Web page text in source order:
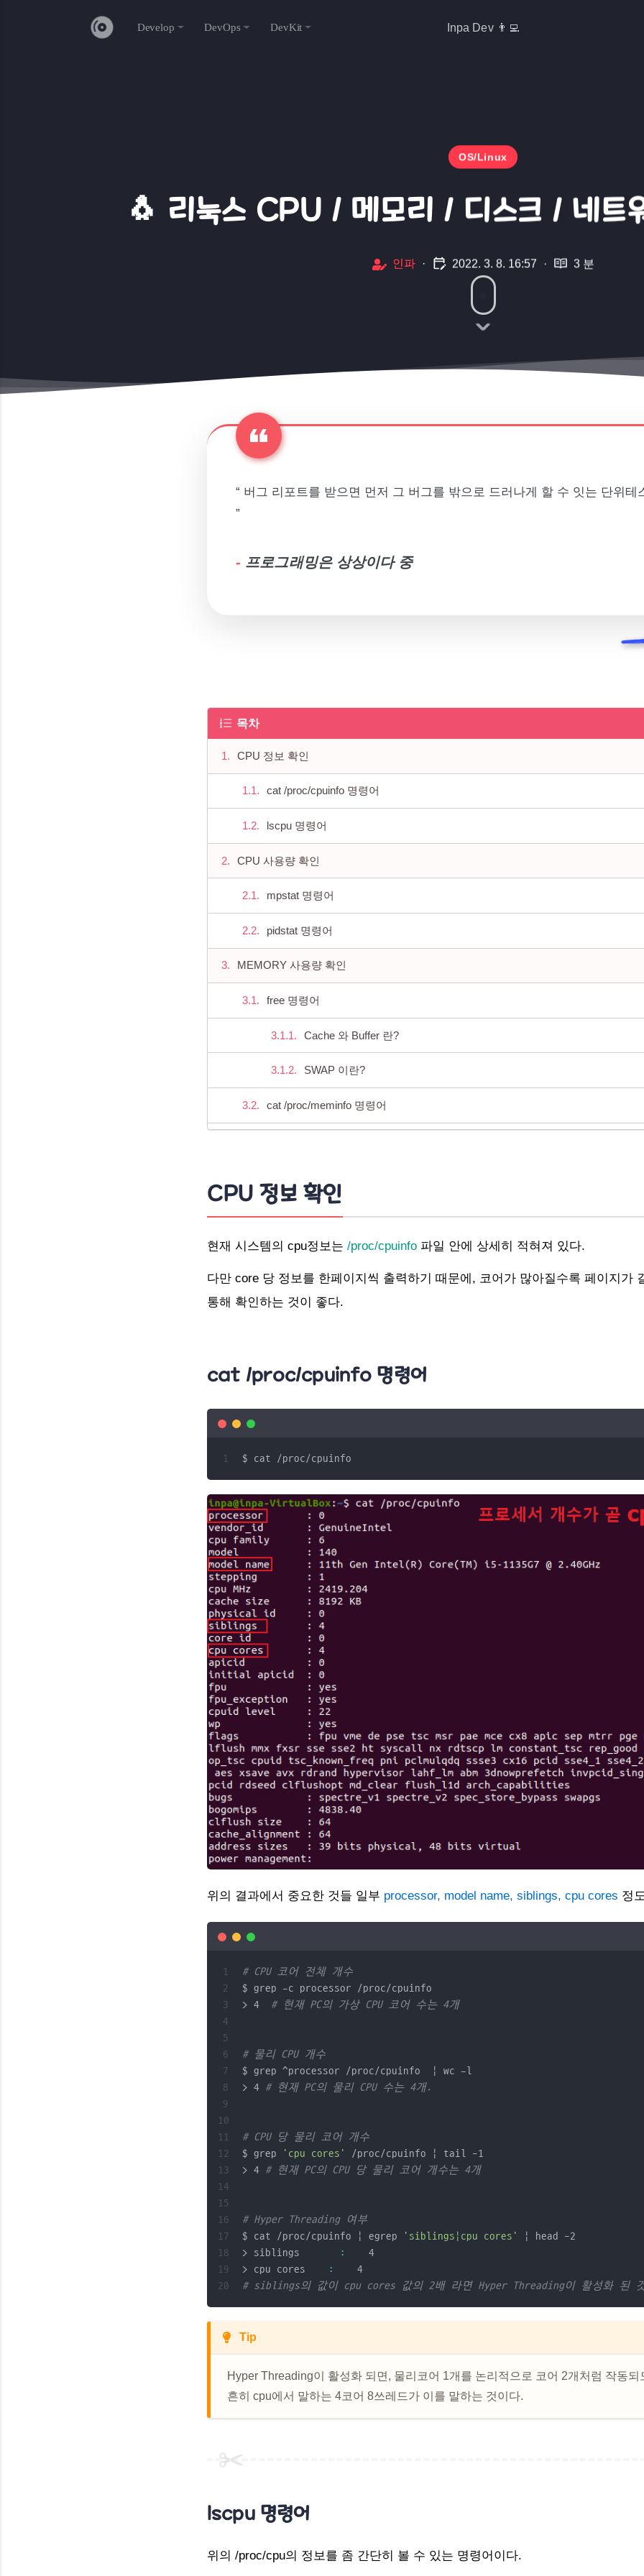
OS/Linux
🐧 리눅스 CPU / 메모리 / 디스크 / 네트
인파 · 2022. 3. 8. 16:57 · 3 분
“ 버그 리포트를 받으면 먼저 그 버그를 밖으로 드러나게 할 수 잇는 단위테
”
- 프로그래밍은 상상이다 중
목차
CPU 정보 확인
cat /proc/cpuinfo 명령어
lscpu 명령어
CPU 사용량 확인
mpstat 명령어
pidstat 명령어
MEMORY 사용량 확인
free 명령어
Cache 와 Buffer 란?
SWAP 이란?
cat /proc/meminfo 명령어
hostname -I (대문자 i) 명령어
ifconfig 명령어
CPU 정보 확인
현재 시스템의 cpu정보는 /proc/cpuinfo 파일 안에 상세히 적혀져 있다.
다만 core 당 정보를 한페이지씩 출력하기 때문에, 코어가 많아질수록 페이지가
통해 확인하는 것이 좋다.
cat /proc/cpuinfo 명령어
$ cat /proc/cpuinfo
위의 결과에서 중요한 것들 일부 processor, model name, siblings, cpu cores 정
# CPU 코어 전체 개수
$ grep -c processor /proc/cpuinfo
> 4 # 현재 PC의 가상 CPU 코어 수는 4개
# 물리 CPU 개수
$ grep ^processor /proc/cpuinfo  | wc -l
> 4 # 현재 PC의 물리 CPU 수는 4개.
# CPU 당 물리 코어 개수
$ grep
'cpu cores'
/proc/cpuinfo | tail -1
> 4 # 현재 PC의 CPU 당 물리 코어 개수는 4개
# Hyper Threading 여부
$ cat /proc/cpuinfo | egrep
'siblings|cpu cores'
| head -2
> siblings
:
    4
> cpu cores
:
    4
# siblings의 값이 cpu cores 값의 2배 라면 Hyper Threading이 활성화 된
Tip
Hyper Threading이 활성화 되면, 물리코어 1개를 논리적으로 코어 2개처럼 작동되
흔히 cpu에서 말하는 4코어 8쓰레드가 이를 말하는 것이다.
lscpu 명령어
위의 /proc/cpu의 정보를 좀 간단히 볼 수 있는 명령어이다.
Inpa Dev 👨‍💻
Develop DevOps DevKit